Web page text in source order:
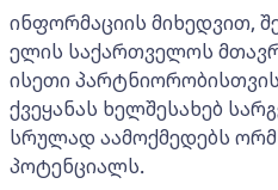
ინფორმაციის მიხედვით,
ელის საქართველოს
ისეთი
ქვეყანას ხელშესახებ
სრულად აამოქმედებს
პოტენციალს.